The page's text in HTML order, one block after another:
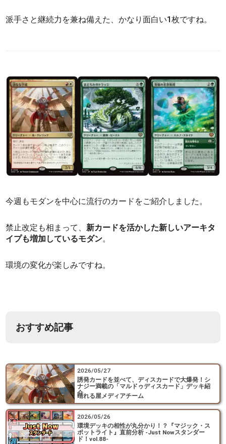
派手さと継続力を兼ね備えた、かなり面白い1枚ですね。
今週もモダンを中心に流行のカードをご紹介しました。
禁止改定も相まって、 新カードを活かした新しいアーキタ
イプも増加しているモダン。
環境の変化が楽しみですね。
おすすめ記事
2026/05/27
誘発カードを並べて、ディスカードで大爆発！シ
ナジー満載の「マルドゥディスカード」デッキ紹
介
晴れる屋メディアチーム
2026/05/26
環境デッキの相性が丸分かり！？『マジック・ス
ポットライト』直前分析 -Just Nowスタンダー
ド！vol.88-